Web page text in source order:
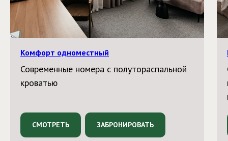
Комфорт одноместный
Современные номера с полутораспальной
кроватью
СМОТРЕТЬ ЗАБРОНИРОВАТЬ